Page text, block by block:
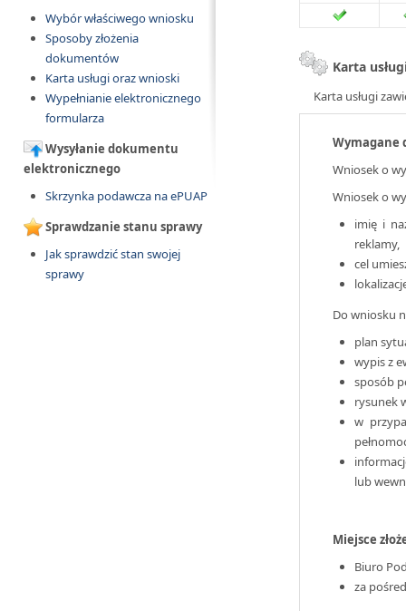
Wybór właściwego wniosku
Sposoby złożenia
dokumentów
Karta usługi oraz wnioski
Wypełnianie elektronicznego
formularza
Wysyłanie dokumentu
elektronicznego
Skrzynka podawcza na ePUAP
Sprawdzanie stanu sprawy
Jak sprawdzić stan swojej
sprawy
Karta
Karta usługi
Wymagane
Wniosek o
Wniosek o
imię i
reklamy,
cel
Do wniosku
plan
wypis z
sposób
rysunek
w
lub
Miejsce
Biuro
za